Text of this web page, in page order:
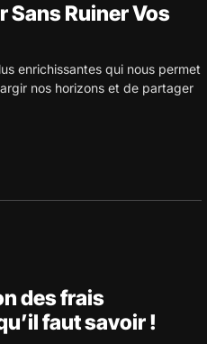
Sans Ruiner Vos
enrichissantes qui nous permet
nos horizons et de partager
des frais
faut savoir !